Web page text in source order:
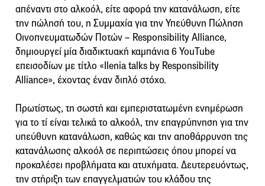
απέναντι στο αλκοόλ, είτε αφορά την κατανάλωση, είτε
την πώλησή του, η Συμμαχία για την Υπεύθυνη Πώληση
Οινοπνευματωδών Ποτών – Responsibility Alliance,
δημιουργεί μία διαδικτυακή καμπάνια 6 YouTube
επεισοδίων με τίτλο «Ilenia talks by Responsibility
Alliance», έχοντας έναν διπλό στόχο.
Πρωτίστως, τη σωστή και εμπεριστατωμένη ενημέρωση
για το τί είναι τελικά το αλκοόλ, την επαγρύπνηση για την
υπεύθυνη κατανάλωση, καθώς και την αποθάρρυνση της
κατανάλωσης αλκοόλ σε περιπτώσεις όπου μπορεί να
προκαλέσει προβλήματα και ατυχήματα. Δευτερευόντως,
την στήριξη των επαγγελματιών του κλάδου της